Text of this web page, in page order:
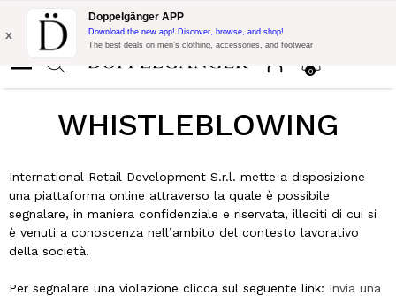
Flash Promo:
Extra 10% off on 300£ of Purchase with code:
DOPPEL300
0
x
Doppelgänger APP
Download the new app! Discover, browse, and shop!
The best deals on men’s clothing, accessories, and footwear
WHISTLEBLOWING
International Retail Development S.r.l. mette a disposizione
una piattaforma online attraverso la quale è possibile
segnalare, in maniera confidenziale e riservata, illeciti di cui si
è venuti a conoscenza nell’ambito del contesto lavorativo
della società.
Per segnalare una violazione clicca sul seguente link: Invia una